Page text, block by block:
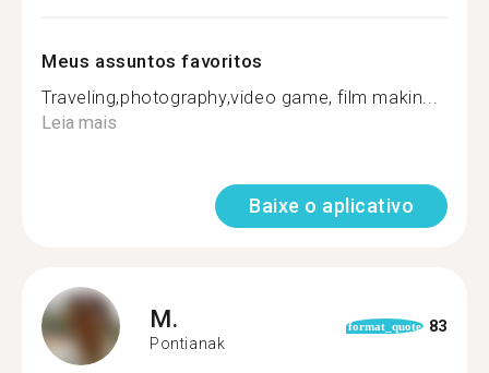
Meus assuntos favoritos
Traveling,photography,video game, film makin...
Leia mais
Baixe o aplicativo
M.
Pontianak
format_quote 83